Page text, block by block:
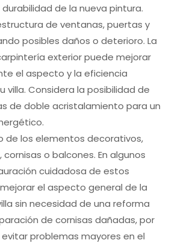
de la nueva pintura.
de ventanas, puertas y
posibles daños o deterioro. La
exterior puede mejorar
el aspecto y la eficiencia
villa. Considera la posibilidad de
de doble acristalamiento para un
de los elementos decorativos,
o balcones. En algunos
cuidadosa de estos
el aspecto general de la
sin necesidad de una reforma
de cornisas dañadas, por
problemas mayores en el